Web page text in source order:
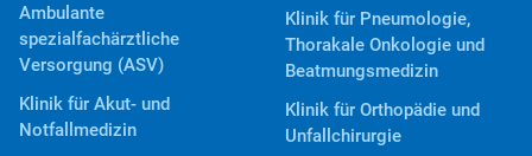
Ambulante
spezialfachärztliche
Versorgung (ASV)
Klinik für Akut- und
Notfallmedizin
Klinik für Pneumologie,
Thorakale Onkologie und
Beatmungsmedizin
Klinik für Orthopädie und
Unfallchirurgie